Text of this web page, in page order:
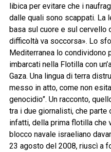
libica per evitare che i
dalle quali sono scappati. La
basa sul cuore e sul cervello
difficoltà va soccorsa». Lo
Mediterranea lo condividono
imbarcati nella Flotilla con
Gaza. Una lingua di terra
messo in atto, come non
genocidio”. Un racconto,
tra i due giornalisti, che parte
infatti, della prima flotilla che
blocco navale israeliano
23 agosto del 2008, riuscì a